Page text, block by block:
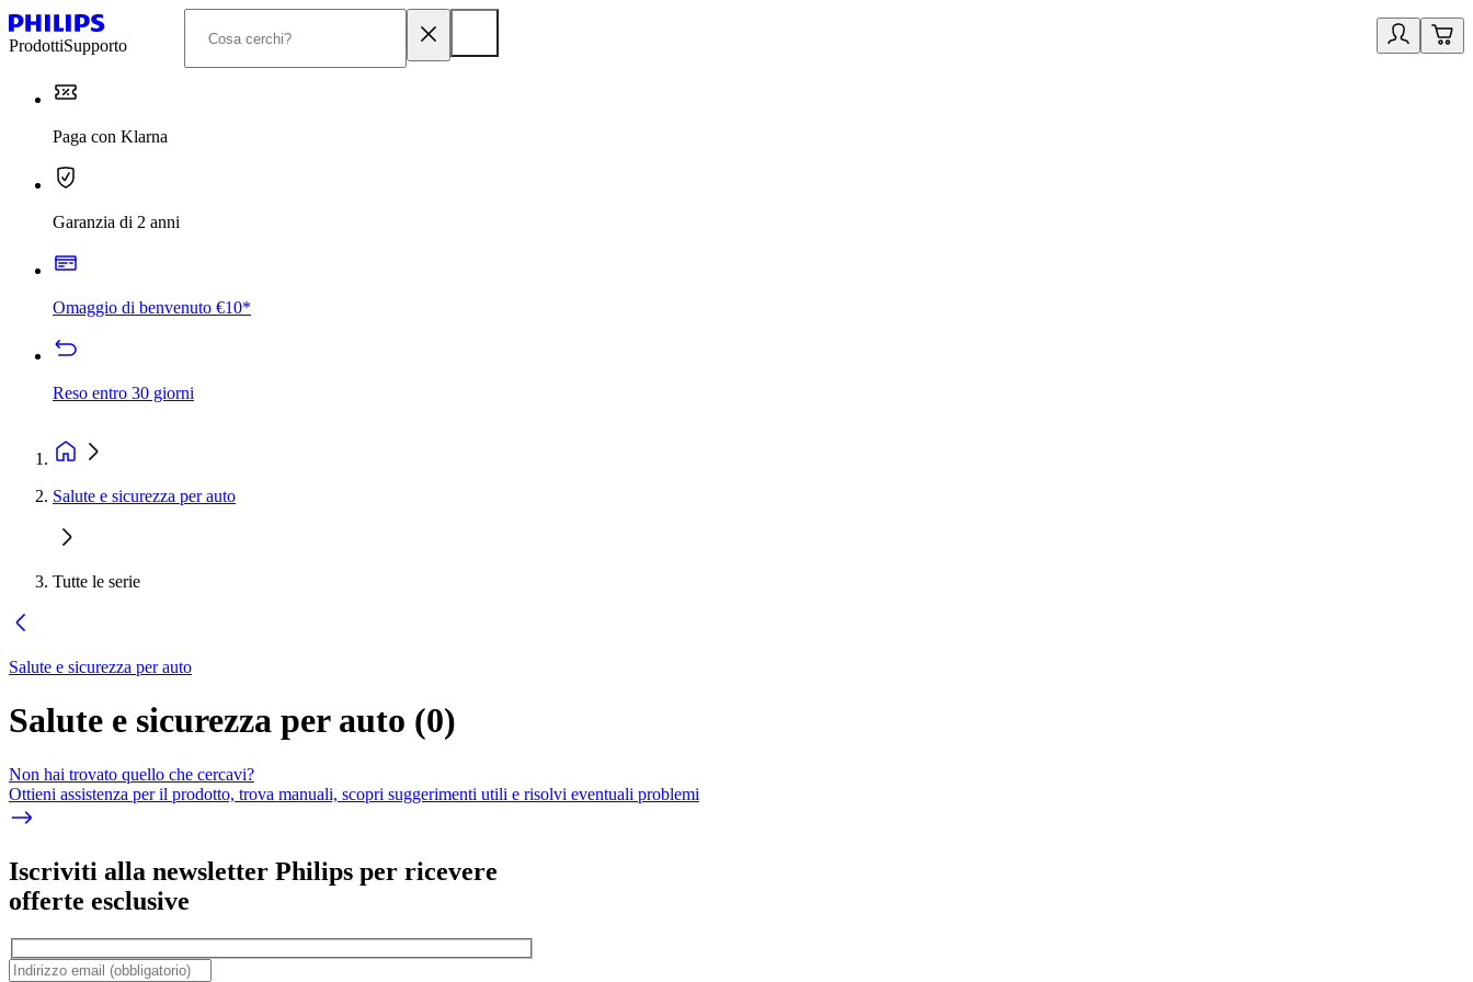
ProdottiSupporto
Paga con Klarna
Garanzia di 2 anni
Omaggio di benvenuto €10*
Reso entro 30 giorni
Salute e sicurezza per auto
Tutte le serie
Salute e sicurezza per auto
Salute e sicurezza per auto (0)
Non hai trovato quello che cercavi?
Ottieni assistenza per il prodotto, trova manuali, scopri suggerimenti utili e risolvi eventuali problemi
Iscriviti alla newsletter Philips per ricevere
offerte esclusive